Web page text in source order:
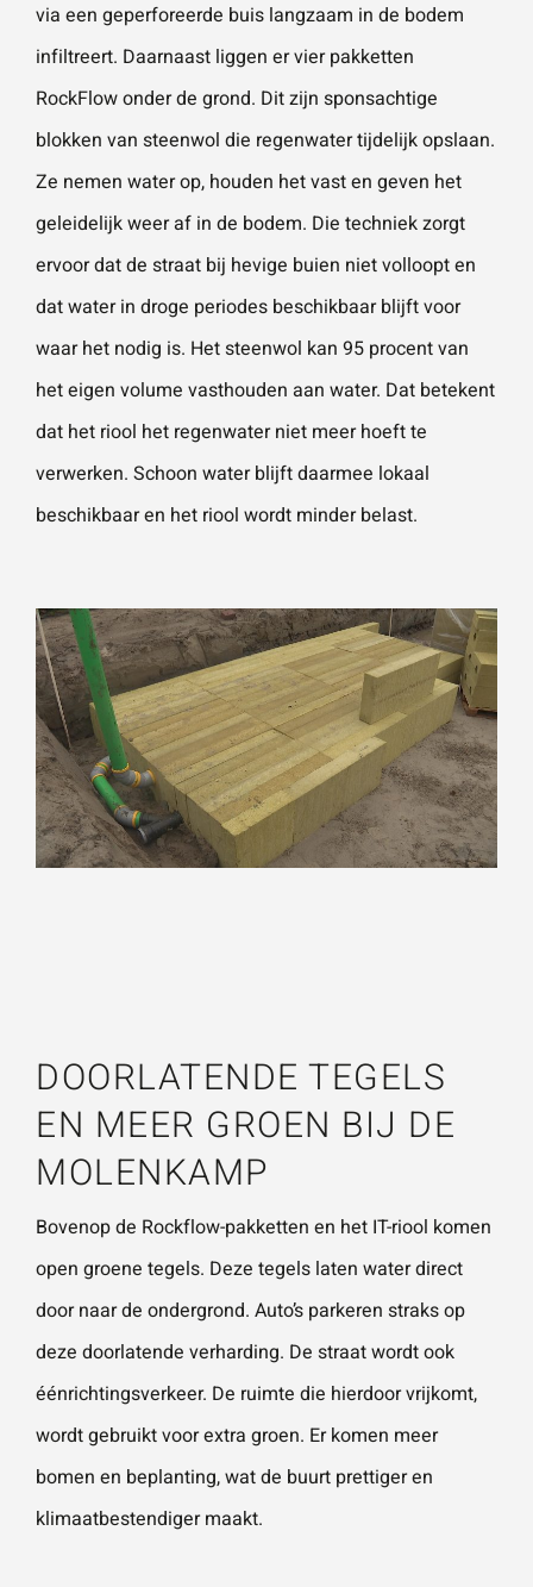
via een geperforeerde buis langzaam in de bodem
infiltreert. Daarnaast liggen er vier pakketten
RockFlowonder de grond. Dit zijn sponsachtige
blokken van steenwol die regenwater tijdelijk opslaan.
Ze nemen water op, houden het vast en geven het
geleidelijk weer af in de bodem. Die techniek zorgt
ervoor dat de straat bij hevige buien niet volloopt en
dat water in droge periodes beschikbaar blijft voor
waar het nodig is. Het steenwol kan 95 procent van
het eigen volume vasthouden aan water. Dat betekent
dat het riool het regenwater niet meer hoeft te
verwerken. Schoon water blijft daarmee lokaal
beschikbaar en het riool wordt minder belast.
DOORLATENDE TEGELS
EN MEER GROEN BIJ DE
MOLENKAMP
Bovenop de Rockflow-pakketten en het IT-riool komen
open groene tegels. Deze tegels laten water direct
door naar de ondergrond. Auto’s parkeren straks op
deze doorlatende verharding. De straat wordt ook
éénrichtingsverkeer. De ruimte die hierdoor vrijkomt,
wordt gebruikt voor extra groen. Er komen meer
bomen en beplanting, wat de buurt prettiger en
klimaatbestendiger maakt.